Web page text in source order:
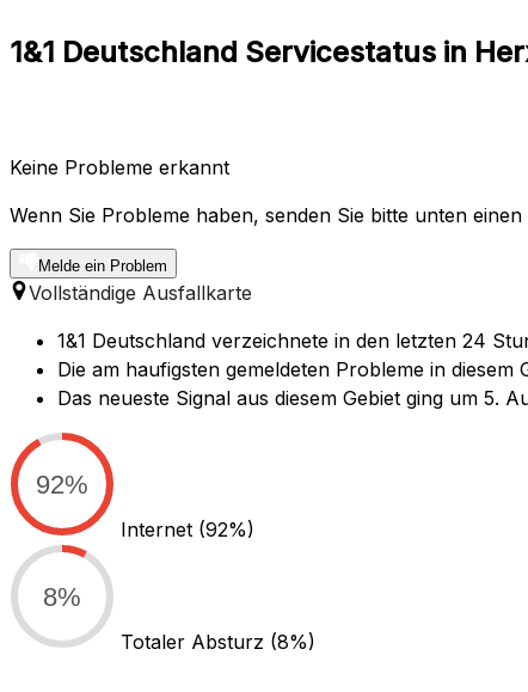
1&1 Deutschland Servicestatus in
Keine Probleme erkannt
Wenn Sie Probleme haben, senden Sie bitte unten einen
Melde ein Problem
Vollständige Ausfallkarte
1&1 Deutschland verzeichnete in den letzten 24
Die am haufigsten gemeldeten Probleme in
Das neueste Signal aus diesem Gebiet ging um 5.
92%
Internet (92%)
8%
Totaler Absturz (8%)